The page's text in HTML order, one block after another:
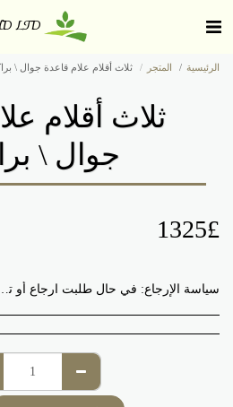
LTD
الرئيسية المتجر ثلاث أقلام علام قاعدة جوال \
ثلاث أقلام
جوال \
1325£
سياسة الإرجاع: في حال طلبت ارجاع أو تبديل أي منتج, ستتكفل باجور التوصيل من جديد. ننصح باختيار منتجاتك بعناية والتأكد من الصورة المرفقة, نريد أن نخبرك أننا لا نتقيد بصور وألوان المنتجات وخاصة القرطاسية إلا في حال تم اخبارنا بذلك في قسم الملاحظات الذي يظهر قبل عملية الطلب.